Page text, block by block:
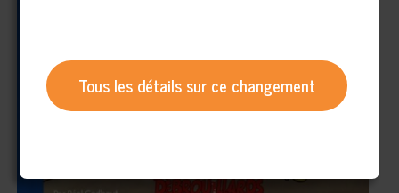
Tous les détails sur ce changement